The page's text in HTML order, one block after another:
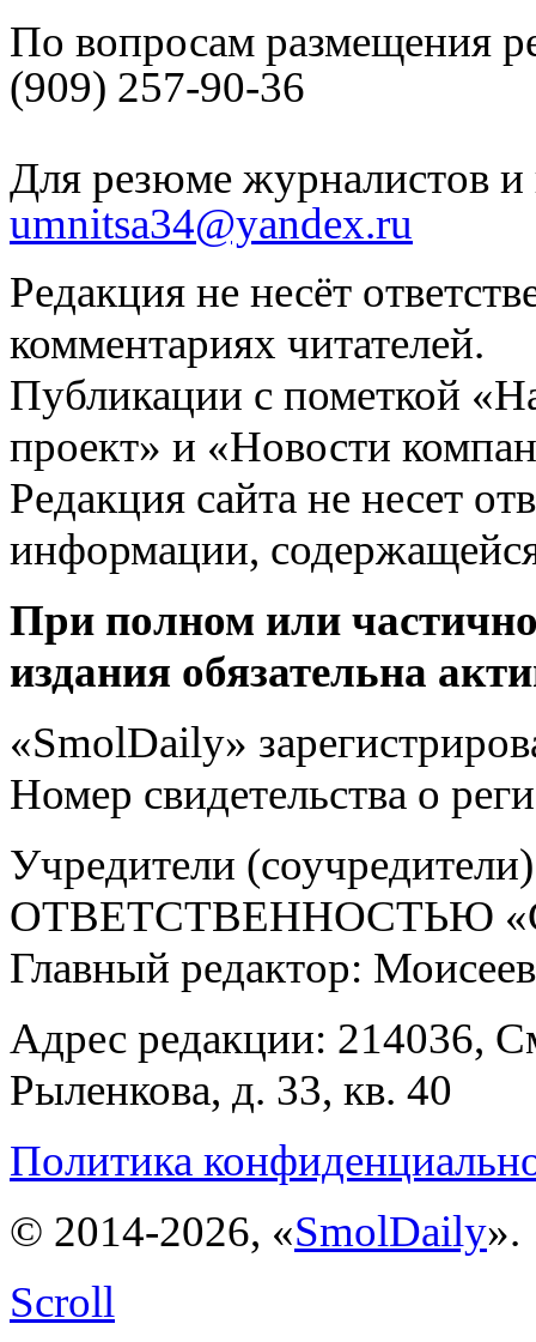
По вопросам размещения
(909) 257-90-36
Для резюме журналистов и
umnitsa34@yandex.ru
Редакция не несёт
комментариях читателей.
Публикации с пометкой
проект» и «Новости
Редакция сайта не несет
информации,
При полном или
издания обязательна
«SmolDaily»
Номер свидетельства о
Учредители
ОТВЕТСТВЕННОСТЬЮ
Главный редактор:
Адрес редакции: 214036,
Рыленкова, д. 33, кв. 40
Политика
© 2014-2026, «SmolDaily».
Scroll